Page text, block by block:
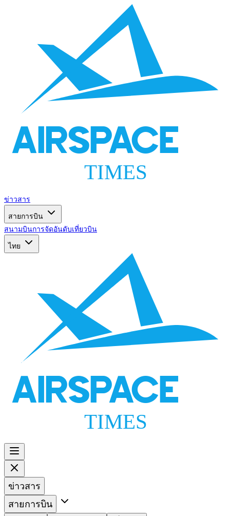
AIRSPACE
TIMES
ข่าวสาร
สายการบิน
สนามบินการจัดอันดับเที่ยวบิน
ไทย
AIRSPACE
TIMES
ข่าวสาร
สายการบิน